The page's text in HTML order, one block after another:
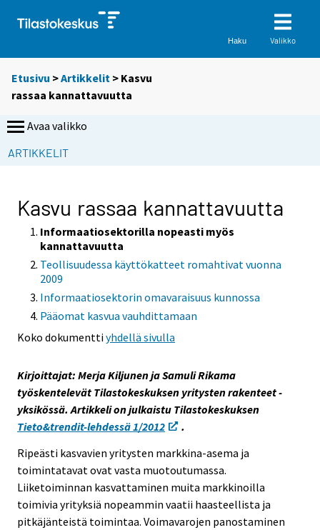
Haku Valikko
Etusivu >Artikkelit > Kasvu
rassaa kannattavuutta
Avaa valikko
ARTIKKELIT
Kasvu rassaa kannattavuutta
Informaatiosektorilla nopeasti myös
kannattavuutta
Teollisuudessa käyttökatteet romahtivat vuonna
2009
Informaatiosektorin omavaraisuus kunnossa
Pääomat kasvua vauhdittamaan
Koko dokumenttiyhdellä sivulla
Kirjoittajat: Merja Kiljunen ja Samuli Rikama
työskentelevät Tilastokeskuksen yritysten rakenteet -
yksikössä. Artikkeli on julkaistu Tilastokeskuksen
Tieto&trendit-lehdessä 1/2012
.
Ripeästi kasvavien yritysten markkina-asema ja
toimintatavat ovat vasta muotoutumassa.
Liiketoiminnan kasvattaminen muita markkinoilla
toimivia yrityksiä nopeammin vaatii haasteellista ja
pitkäjänteistä toimintaa. Voimavarojen panostaminen